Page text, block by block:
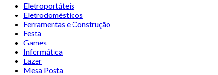
Eletroportáteis
Eletrodomésticos
Ferramentas e Construção
Festa
Games
Informática
Lazer
Mesa Posta